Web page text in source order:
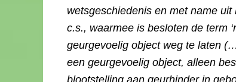
wetsgeschiedenis en met name
c.s., waarmee is besloten de term
geurgevoelig object weg te laten
een geurgevoelig object, alleen
blootstelling aan geurhinder in